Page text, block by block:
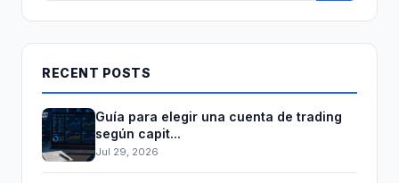
RECENT POSTS
Guía para elegir una cuenta de trading
según capit...
Jul 29, 2026